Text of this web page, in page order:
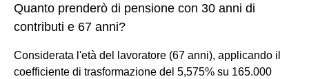
Quanto prenderò di pensione con 30 anni di
contributi e 67 anni?
Considerata l'età del lavoratore (67 anni), applicando il
coefficiente di trasformazione del 5,575% su 165.000